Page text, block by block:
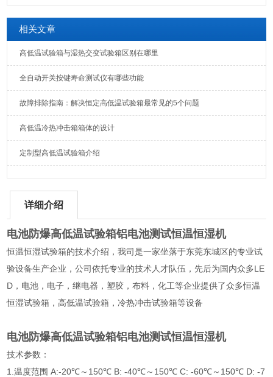
相关文章
高低温试验箱与湿热交变试验箱区别在哪里
全自动开关按键寿命测试仪有哪些功能
故障排除指南：解决恒定高低温试验箱最常见的5个问题
高低温冷热冲击箱箱体的设计
定制型高低温试验箱介绍
详细介绍
电池防爆高低温试验箱铝电池测试恒温恒湿机
恒温恒湿试验箱的技术介绍，我司是一家坐落于东莞东城区的专业试
验设备生产企业，公司依托专业的技术人才队伍，先后为国内众多LE
D，电池，电子，继电器，塑胶，布料，化工等企业提供了众多恒温
恒湿试验箱，高低温试验箱，冷热冲击试验箱等设备
电池防爆高低温试验箱铝电池测试恒温恒湿机
技术参数：
1.温度范围 A:-20℃～150℃ B: -40℃～150℃ C: -60℃～150℃ D: -7